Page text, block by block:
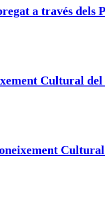
a través dels
Cultural